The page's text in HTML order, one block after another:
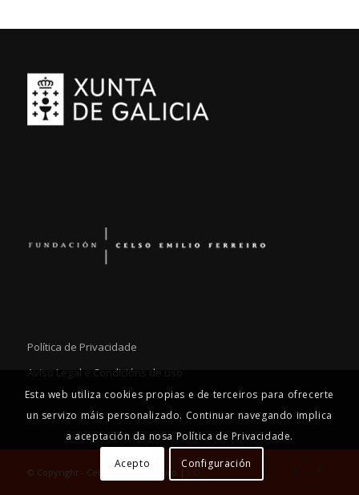
Política de Privacidade
Aviso Legal e Condicións de uso
© Copyright - Celso Emilio Ferreiro |
Esta web utiliza cookies propias e de terceiros para ofrecerte
un servizo máis personalizado. Continuar navegando implica
a aceptación da nosa Política de Privacidade.
Acepto Configuración